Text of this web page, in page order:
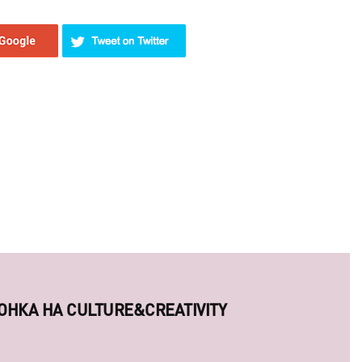
ЗАВОЕВАТЬ СЕРДЦА КРЕАТИВНЫХ